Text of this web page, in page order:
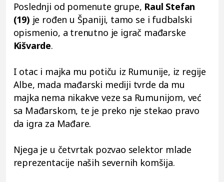
Poslednji od pomenute grupe, Raul Stefan
(19) je rođen u Španiji, tamo se i fudbalski
opismenio, a trenutno je igrač mađarske
Kišvarde.
I otac i majka mu potiču iz Rumunije, iz regije
Albe, mada mađarski mediji tvrde da mu
majka nema nikakve veze sa Rumunijom, već
sa Mađarskom, te je preko nje stekao pravo
da igra za Mađare.
Njega je u četvrtak pozvao selektor mlade
reprezentacije naših severnih komšija.